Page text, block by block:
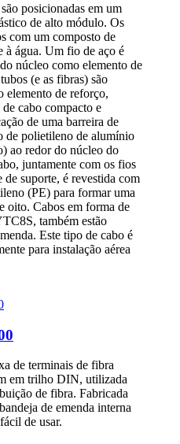
posicionadas em um
de alto módulo. Os
com um composto de
à água. Um fio de aço é
núcleo como elemento de
(e as fibras) são
elemento de reforço,
cabo compacto e
de uma barreira de
de polietileno de alumínio
ao redor do núcleo do
juntamente com os fios
de suporte, é revestida com
(PE) para formar uma
oito. Cabos em forma de
também estão
Este tipo de cabo é
para instalação aérea
de terminais de fibra
em trilho DIN, utilizada
de fibra. Fabricada
de emenda interna
de usar.